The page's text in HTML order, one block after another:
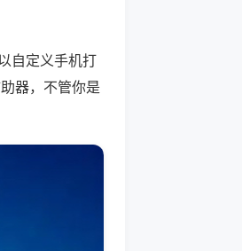
自定义手机打
器，不管你是